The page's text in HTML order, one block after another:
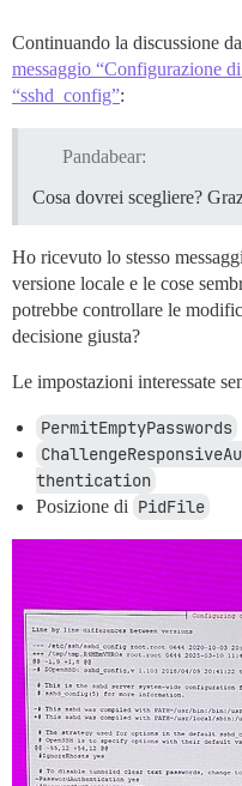
Continuando la discussione da
messaggio “Configurazione
“sshd_config”:
Pandabear:
Cosa dovrei scegliere?
Ho ricevuto lo stesso
versione locale e le cose
potrebbe controllare le
decisione giusta?
Le impostazioni interessate
PermitEmptyPasswords
thentication
Posizione di PidFile